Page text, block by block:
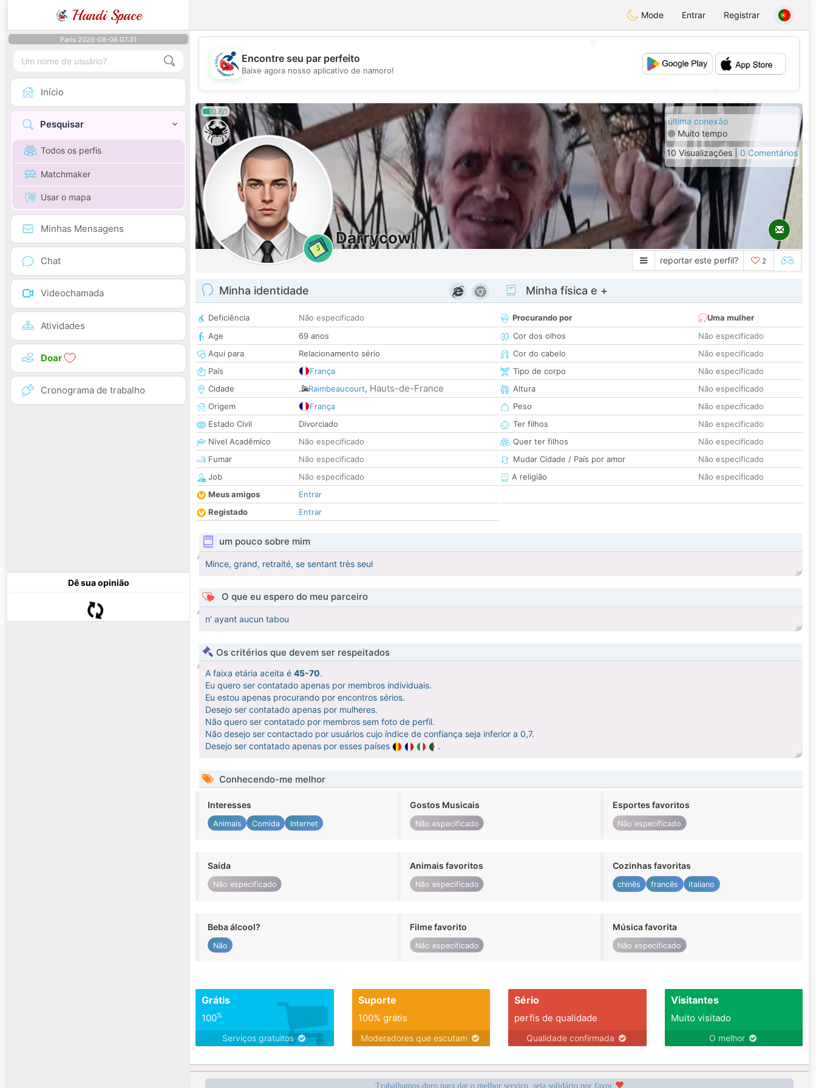
Handi Space Mode Entrar Registrar
Paris 2026-08-06 07:31
Início
Pesquisar
Todos os perfis
Matchmaker
Usar o mapa
Minhas Mensagens
Chat
Videochamada
Atividades
Doar
Cronograma de trabalho
Dê sua opinião
💖
💕
Encontre seu par perfeito
Baixe agora nosso aplicativo de namoro!
0.8/1
5
Darrycowl
última conexão
Muito tempo
10 Visualizações | 0 Comentários
reportar este perfil? 2
Minha identidade
Deficiência
Não especificado
Age
69 anos
Aqui para
Relacionamento sério
País
França
Cidade
Raimbeaucourt, Hauts-de-France
Origem
França
Estado Civil
Divorciado
Nível Acadêmico
Não especificado
Fumar
Não especificado
Job
Não especificado
Meus amigos
Entrar
Registado
Entrar
Minha física e +
Procurando por
Uma mulher
Cor dos olhos
Não especificado
Cor do cabelo
Não especificado
Tipo de corpo
Não especificado
Altura
Não especificado
Peso
Não especificado
Ter filhos
Não especificado
Quer ter filhos
Não especificado
Mudar Cidade / País por amor
Não especificado
A religião
Não especificado
um pouco sobre mim
Mince, grand, retraité, se sentant très seul
O que eu espero do meu parceiro
n' ayant aucun tabou
Os critérios que devem ser respeitados
A faixa etária aceita é 45-70.
Eu quero ser contatado apenas por membros individuais.
Eu estou apenas procurando por encontros sérios.
Desejo ser contatado apenas por mulheres.
Não quero ser contatado por membros sem foto de perfil.
Não desejo ser contactado por usuários cujo índice de confiança seja inferior a 0,7.
Desejo ser contatado apenas por esses países
.
Conhecendo-me melhor
Interesses
Animais Comida Internet
Gostos Musicais
Não especificado
Esportes favoritos
Não especificado
Saída
Não especificado
Animais favoritos
Não especificado
Cozinhas favoritas
chinês francês italiano
Beba álcool?
Não
Filme favorito
Não especificado
Música favorita
Não especificado
Grátis
100%
Serviços gratuitos
Suporte
100% grátis
Moderadores que escutam
Sério
perfis de qualidade
Qualidade confirmada
Visitantes
Muito visitado
O melhor
Trabalhamos duro para dar o melhor serviço, seja solidário por favor